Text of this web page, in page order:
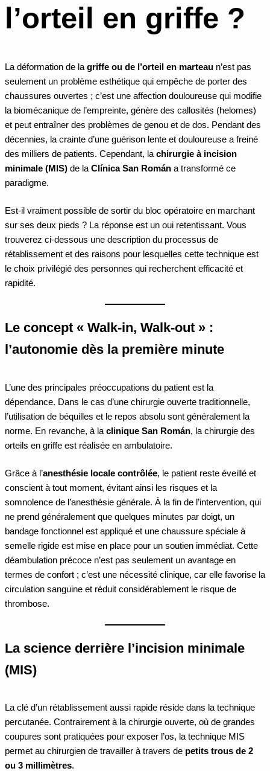
l’orteil en griffe ?
La déformation de lagriffe ou de l’orteil en marteau n’est pas
seulement un problème esthétique qui empêche de porter des
chaussures ouvertes ; c’est une affection douloureuse qui modifie
la biomécanique de l’empreinte, génère des callosités (helomes)
et peut entraîner des problèmes de genou et de dos. Pendant des
décennies, la crainte d’une guérison lente et douloureuse a freiné
des milliers de patients. Cependant, lachirurgie à incision
minimale (MIS) de laClínica San Román a transformé ce
paradigme.
Est-il vraiment possible de sortir du bloc opératoire en marchant
sur ses deux pieds ? La réponse est un oui retentissant. Vous
trouverez ci-dessous une description du processus de
rétablissement et des raisons pour lesquelles cette technique est
le choix privilégié des personnes qui recherchent efficacité et
rapidité.
Le concept « Walk-in, Walk-out » :
l’autonomie dès la première minute
L’une des principales préoccupations du patient est la
dépendance. Dans le cas d’une chirurgie ouverte traditionnelle,
l’utilisation de béquilles et le repos absolu sont généralement la
norme. En revanche, à la clinique San Román, la chirurgie des
orteils en griffe est réalisée en ambulatoire.
Grâce à l’anesthésie locale contrôlée, le patient reste éveillé et
conscient à tout moment, évitant ainsi les risques et la
somnolence de l’anesthésie générale. À la fin de l’intervention, qui
ne prend généralement que quelques minutes par doigt, un
bandage fonctionnel est appliqué et une chaussure spéciale à
semelle rigide est mise en place pour un soutien immédiat. Cette
déambulation précoce n’est pas seulement un avantage en
termes de confort ; c’est une nécessité clinique, car elle favorise la
circulation sanguine et réduit considérablement le risque de
thrombose.
La science derrière l’incision minimale
(MIS)
La clé d’un rétablissement aussi rapide réside dans la technique
percutanée. Contrairement à la chirurgie ouverte, où de grandes
coupures sont pratiquées pour exposer l’os, la technique MIS
permet au chirurgien de travailler à travers de petits trous de 2
ou 3 millimètres.